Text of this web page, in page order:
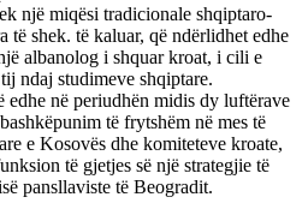
një miqësi tradicionale shqiptaro-
të shek. të kaluar, që ndërlidhet edhe
albanolog i shquar kroat, i cili e
ndaj studimeve shqiptare.
edhe në periudhën midis dy luftërave
të frytshëm në mes të
e Kosovës dhe komiteteve kroate,
të gjetjes së një strategjie të
pansllaviste të Beogradit.